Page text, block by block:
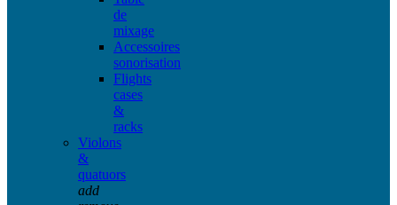
de
mixage
Accessoires
sonorisation
Flights
cases
&
racks
Violons
&
quatuors
add